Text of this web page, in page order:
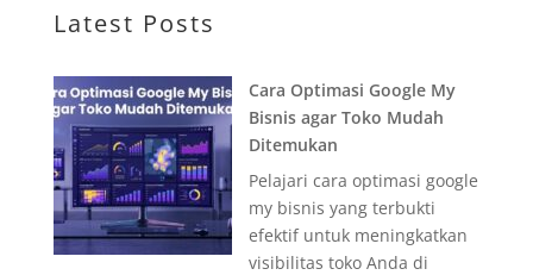
Latest Posts
Cara Optimasi Google My
Bisnis agar Toko Mudah
Ditemukan
Pelajari cara optimasi google
my bisnis yang terbukti
efektif untuk meningkatkan
visibilitas toko Anda di